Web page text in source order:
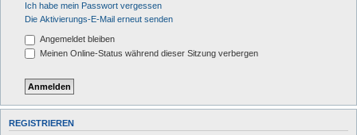
Ich habe mein Passwort vergessen
Die Aktivierungs-E-Mail erneut senden
Angemeldet bleiben
Meinen Online-Status während dieser Sitzung verbergen
REGISTRIEREN